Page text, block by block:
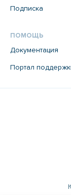
Подписка
ПОМОЩЬ
Документация
Портал